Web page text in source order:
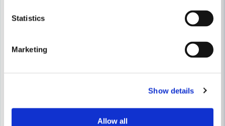
Statistics
Marketing
Show details
Allow all